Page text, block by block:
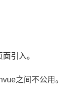
引入。
之间不公用。